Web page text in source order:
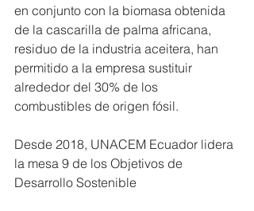
en conjunto con la biomasa obtenida
de la cascarilla de palma africana,
residuo de la industria aceitera, han
permitido a la empresa sustituir
alrededor del 30% de los
combustibles de origen fósil.
Desde 2018, UNACEM Ecuador lidera
la mesa 9 de los Objetivos de
Desarrollo Sostenible